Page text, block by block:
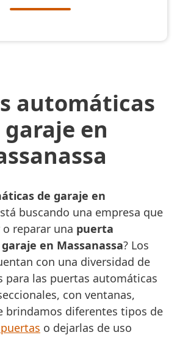
automáticas
garaje en
de garaje en
buscando una empresa que
reparar una puerta
en Massanassa? Los
con una diversidad de
para las puertas automáticas
con ventanas,
brindamos diferentes tipos de
o dejarlas de uso